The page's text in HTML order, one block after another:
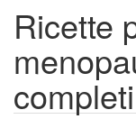
Ricette